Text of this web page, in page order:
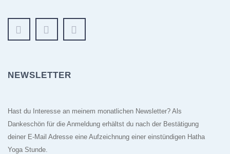
NEWSLETTER
Hast du Interesse an meinem monatlichen Newsletter? Als
Dankeschön für die Anmeldung erhältst du nach der Bestätigung
deiner E-Mail Adresse eine Aufzeichnung einer einstündigen Hatha
Yoga Stunde.